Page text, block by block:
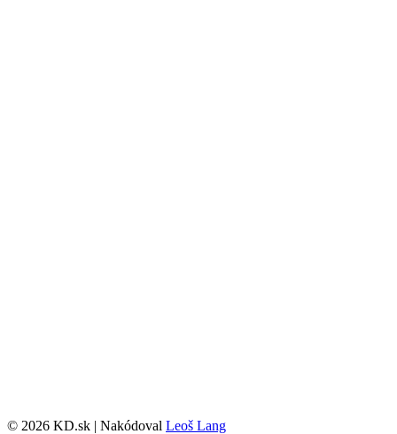
© 2026 KD.sk | Nakódoval Leoš Lang